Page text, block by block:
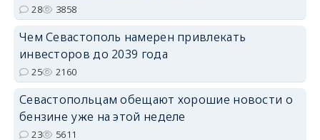
28 3858
Чем Севастополь намерен привлекать
инвесторов до 2039 года
25 2160
Севастопольцам обещают хорошие новости о
бензине уже на этой неделе
23 5611